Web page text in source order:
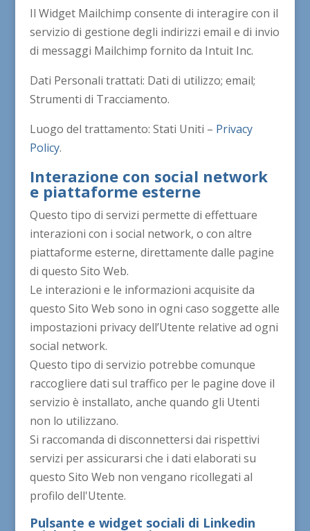
Il Widget Mailchimp consente di interagire con il
servizio di gestione degli indirizzi email e di invio
di messaggi Mailchimp fornito da Intuit Inc.
Dati Personali trattati: Dati di utilizzo; email;
Strumenti di Tracciamento.
Luogo del trattamento: Stati Uniti – Privacy
Policy.
Interazione con social network
e piattaforme esterne
Questo tipo di servizi permette di effettuare
interazioni con i social network, o con altre
piattaforme esterne, direttamente dalle pagine
di questo Sito Web.
Le interazioni e le informazioni acquisite da
questo Sito Web sono in ogni caso soggette alle
impostazioni privacy dell’Utente relative ad ogni
social network.
Questo tipo di servizio potrebbe comunque
raccogliere dati sul traffico per le pagine dove il
servizio è installato, anche quando gli Utenti
non lo utilizzano.
Si raccomanda di disconnettersi dai rispettivi
servizi per assicurarsi che i dati elaborati su
questo Sito Web non vengano ricollegati al
profilo dell'Utente.
Pulsante e widget sociali di Linkedin